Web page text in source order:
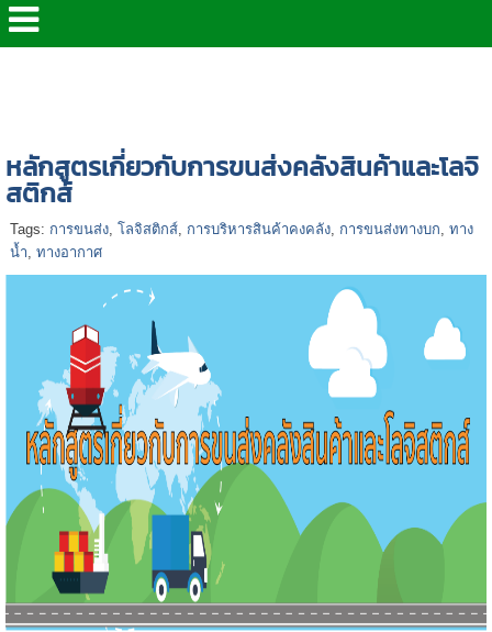
หลักสูตรเกี่ยวกับการขนส่งคลังสินค้าและโลจิ
สติกส์
Tags: การขนส่ง, โลจิสติกส์, การบริหารสินค้าคงคลัง, การขนส่งทางบก, ทาง
น้ำ, ทางอากาศ